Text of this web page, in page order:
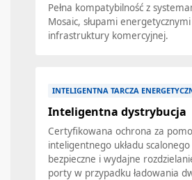
Pełna kompatybilność z
Mosaic, słupami
infrastruktury komercyjnej.
INTELIGENTNA TARCZA
Inteligentna dystrybucja
Certyfikowana ochrona za
inteligentnego układu
bezpieczne i wydajne
porty w przypadku ładowania